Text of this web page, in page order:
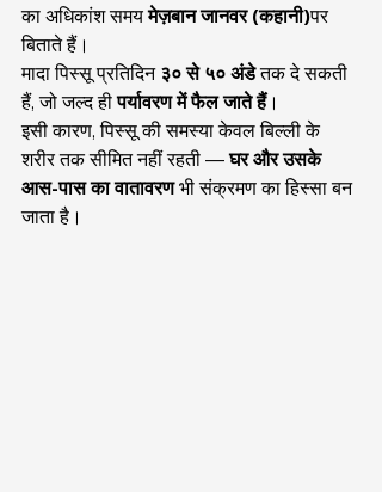
का अधिकांश समय मेज़बान जानवर (कहानी)पर
बिताते हैं।
मादा पिस्सू प्रतिदिन ३० से ५० अंडे तक दे सकती
हैं, जो जल्द ही पर्यावरण में फैल जाते हैं।
इसी कारण, पिस्सू की समस्या केवल बिल्ली के
शरीर तक सीमित नहीं रहती — घर और उसके
आस-पास का वातावरण भी संक्रमण का हिस्सा बन
जाता है।